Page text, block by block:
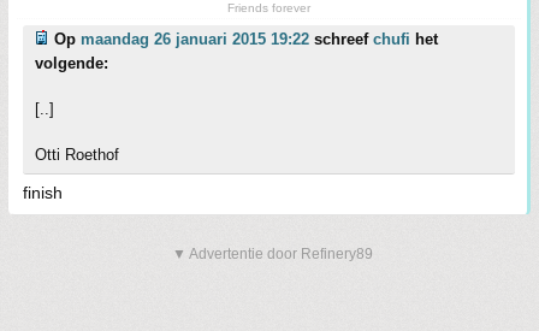
Friends forever
Op maandag 26 januari 2015 19:22 schreef chufi het
volgende:
[..]
Otti Roethof
finish
▼ Advertentie door Refinery89